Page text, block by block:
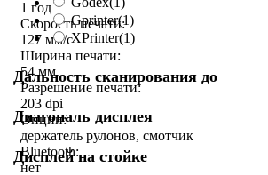
Gprinter(1)
XPrinter(1)
Дальность сканирования до
Диагональ дисплея
Дисплей на стойке
1 год
Скорость печати:
127 мм/с
Ширина печати:
54 мм
Разрешение печати:
203 dpi
Опции:
держатель рулонов, смотчик
Bluetooth:
нет